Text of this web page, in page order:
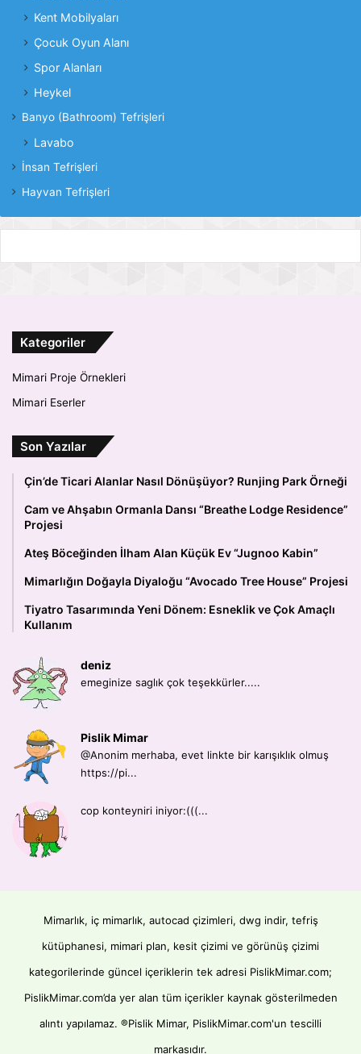
Kent Mobilyaları
Çocuk Oyun Alanı
Spor Alanları
Heykel
Banyo (Bathroom) Tefrişleri
Lavabo
İnsan Tefrişleri
Hayvan Tefrişleri
Kategoriler
Mimari Proje Örnekleri
Mimari Eserler
Son Yazılar
Çin’de Ticari Alanlar Nasıl Dönüşüyor? Runjing Park Örneği
Cam ve Ahşabın Ormanla Dansı “Breathe Lodge Residence”
Projesi
Ateş Böceğinden İlham Alan Küçük Ev “Jugnoo Kabin”
Mimarlığın Doğayla Diyaloğu “Avocado Tree House” Projesi
Tiyatro Tasarımında Yeni Dönem: Esneklik ve Çok Amaçlı
Kullanım
deniz
emeginize saglık çok teşekkürler.....
Pislik Mimar
@Anonim merhaba, evet linkte bir karışıklık olmuş
https://pi...
cop konteyniri iniyor:(((...
Mimarlık, iç mimarlık, autocad çizimleri, dwg indir, tefriş
kütüphanesi, mimari plan, kesit çizimi ve görünüş çizimi
kategorilerinde güncel içeriklerin tek adresi PislikMimar.com;
PislikMimar.com’da yer alan tüm içerikler kaynak gösterilmeden
alıntı yapılamaz. ®Pislik Mimar, PislikMimar.com'un tescilli
markasıdır.